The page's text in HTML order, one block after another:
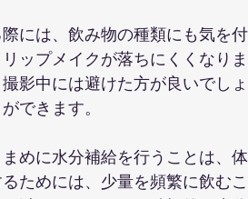
には、飲み物の種類にも気を
ップメイクが落ちにくくなり
影中には避けた方が良いでし
できます。
めに水分補給を行うことは、
ためには、少量を頻繁に飲む